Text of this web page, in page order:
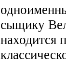
сыщику
находится